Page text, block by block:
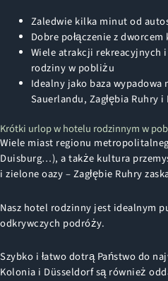
Zaledwie kilka minut od
Dobre połączenie z
Wiele atrakcji rekreacyjnych
rodziny w pobliżu
Idealny jako baza
Sauerlandu, Zagłębia Ruhry i
Krótki urlop w hotelu rodzinnym w
Wiele miast regionu
Duisburg…), a także kultura
i zielone oazy – Zagłębie Ruhry
Nasz hotel rodzinny jest idealnym
odkrywczych podróży.
Szybko i łatwo dotrą Państwo do
Kolonia i Düsseldorf są również